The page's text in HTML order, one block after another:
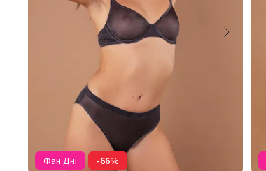
Фан Дні -66%